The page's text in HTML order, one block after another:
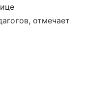
отмечает